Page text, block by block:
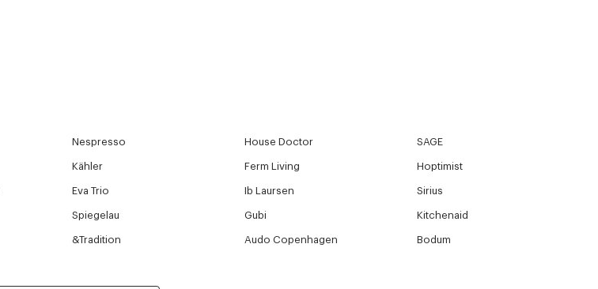
Nespresso House Doctor SAGE
Kähler Ferm Living Hoptimist
Eva Trio Ib Laursen Sirius
Spiegelau Gubi Kitchenaid
&Tradition Audo Copenhagen Bodum